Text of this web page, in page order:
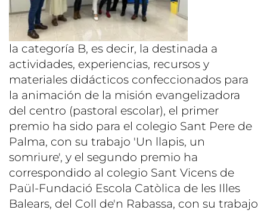
la categoría B, es decir, la destinada a
actividades, experiencias, recursos y
materiales didácticos confeccionados para
la animación de la misión evangelizadora
del centro (pastoral escolar), el primer
premio ha sido para el colegio Sant Pere de
Palma, con su trabajo 'Un llapis, un
somriure', y el segundo premio ha
correspondido al colegio Sant Vicens de
Paül-Fundació Escola Catòlica de les Illes
Balears, del Coll de'n Rabassa, con su trabajo